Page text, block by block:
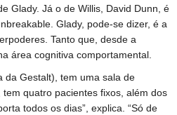
Glady. Já o de Willis, David Dunn, é
Glady, pode-se dizer, é a
Tanto que, desde a
área cognitiva comportamental.
da Gestalt), tem uma sala de
quatro pacientes fixos, além dos
todos os dias”, explica. “Só de